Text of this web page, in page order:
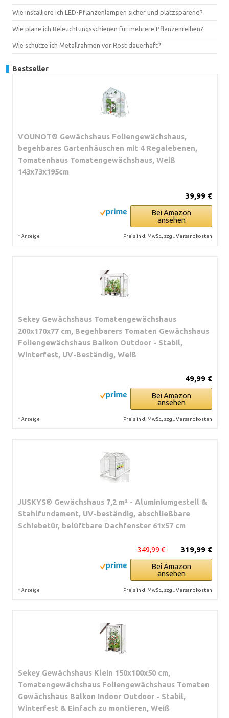
Wie installiere ich LED-Pflanzenlampen sicher und platzsparend?
Wie plane ich Beleuchtungsschienen für mehrere Pflanzenreihen?
Wie schütze ich Metallrahmen vor Rost dauerhaft?
Bestseller
VOUNOT® Gewächshaus Foliengewächshaus,
begehbares Gartenhäuschen mit 4 Regalebenen,
Tomatenhaus Tomatengewächshaus, Weiß
143x73x195cm
39,99 €
Bei Amazon
ansehen
* Anzeige Preis inkl. MwSt., zzgl. Versandkosten
Sekey Gewächshaus Tomatengewächshaus
200x170x77 cm, Begehbarers Tomaten Gewächshaus
Foliengewächshaus Balkon Outdoor - Stabil,
Winterfest, UV-Beständig, Weiß
49,99 €
Bei Amazon
ansehen
* Anzeige Preis inkl. MwSt., zzgl. Versandkosten
JUSKYS® Gewächshaus 7,2 m² - Aluminiumgestell &
Stahlfundament, UV-beständig, abschließbare
Schiebetür, belüftbare Dachfenster 61x57 cm
319,99 €
349,99 €
Bei Amazon
ansehen
* Anzeige Preis inkl. MwSt., zzgl. Versandkosten
Sekey Gewächshaus Klein 150x100x50 cm,
Tomatengewächshaus Foliengewächshaus Tomaten
Gewächshaus Balkon Indoor Outdoor - Stabil,
Winterfest & Einfach zu montieren, Weiß